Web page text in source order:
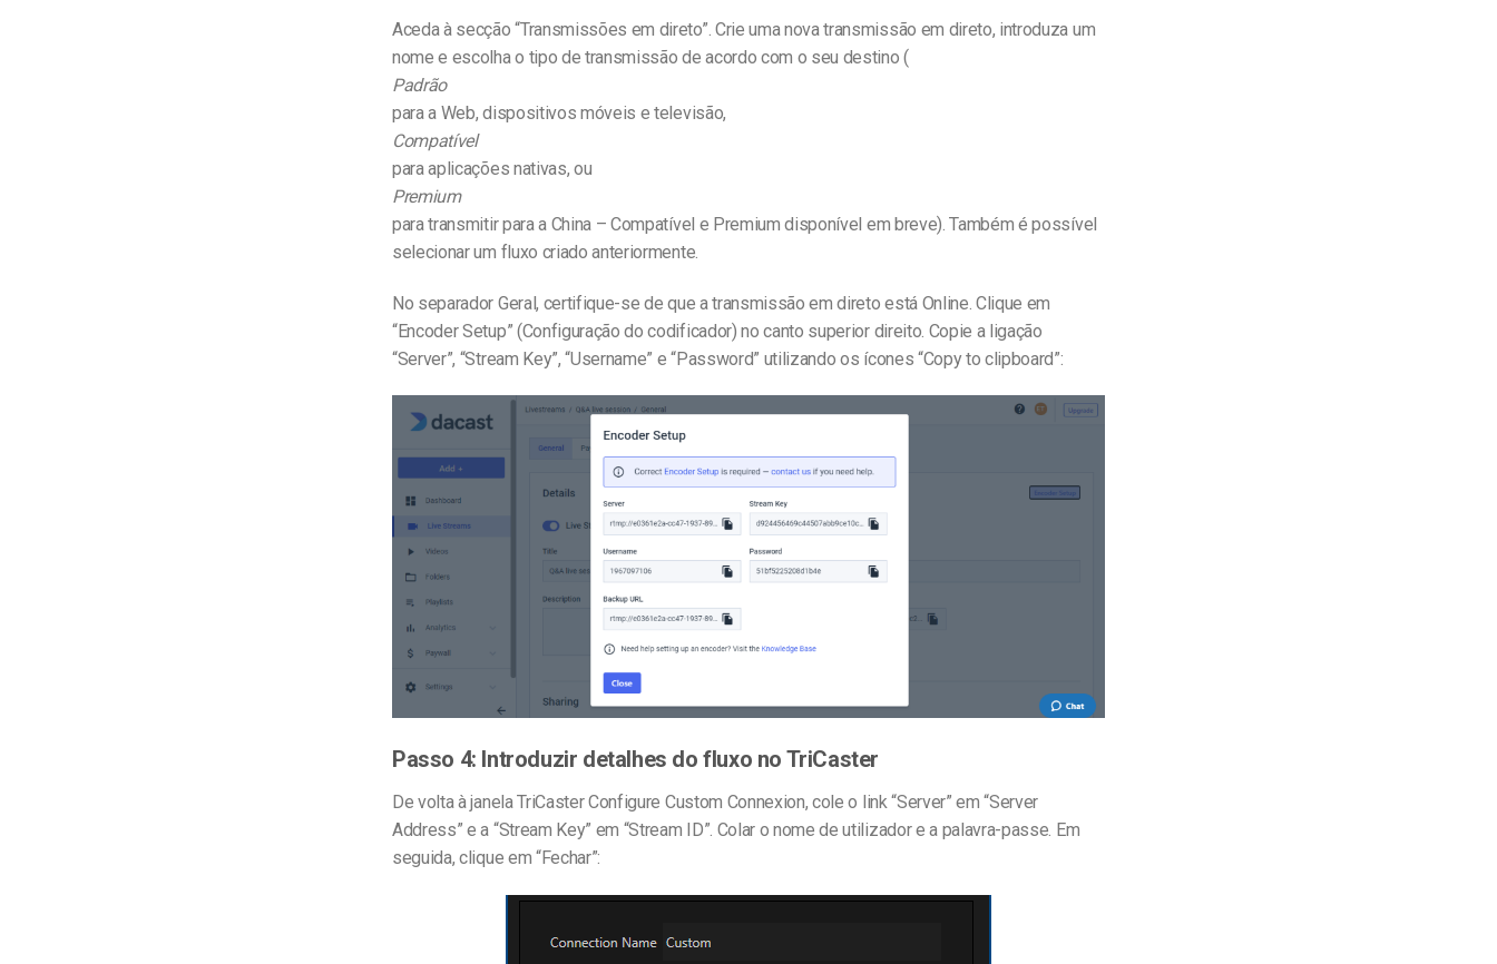
Aceda à secção “Transmissões em direto”. Crie uma nova transmissão em direto, introduza um
nome e escolha o tipo de transmissão de acordo com o seu destino (
Padrão
para a Web, dispositivos móveis e televisão,
Compatível
para aplicações nativas, ou
Premium
para transmitir para a China – Compatível e Premium disponível em breve). Também é possível
selecionar um fluxo criado anteriormente.
No separador Geral, certifique-se de que a transmissão em direto está Online. Clique em
“Encoder Setup” (Configuração do codificador) no canto superior direito. Copie a ligação
“Server”, “Stream Key”, “Username” e “Password” utilizando os ícones “Copy to clipboard”:
Passo 4: Introduzir detalhes do fluxo no TriCaster
De volta à janela TriCaster Configure Custom Connexion, cole o link “Server” em “Server
Address” e a “Stream Key” em “Stream ID”. Colar o nome de utilizador e a palavra-passe. Em
seguida, clique em “Fechar”: